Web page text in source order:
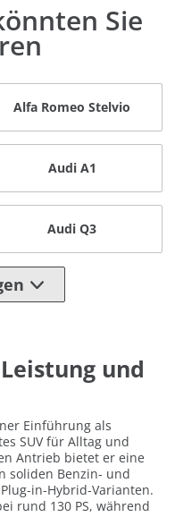
Sie
Alfa Romeo Stelvio
Audi A1
Audi Q3
Leistung und
Einführung als
SUV für Alltag und
Antrieb bietet er eine
soliden Benzin- und
in-Hybrid-Varianten.
rund 130 PS, während